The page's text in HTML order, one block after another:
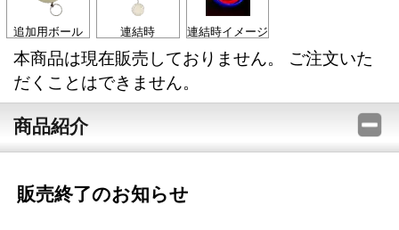
追加用ボール 連結時 連結時イメージ
本商品は現在販売しておりません。 ご注文いた
だくことはできません。
商品紹介
販売終了のお知らせ